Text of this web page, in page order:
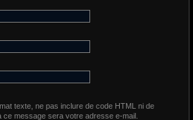
texte, ne pas inclure de code HTML ni de
ce message sera votre adresse e-mail.